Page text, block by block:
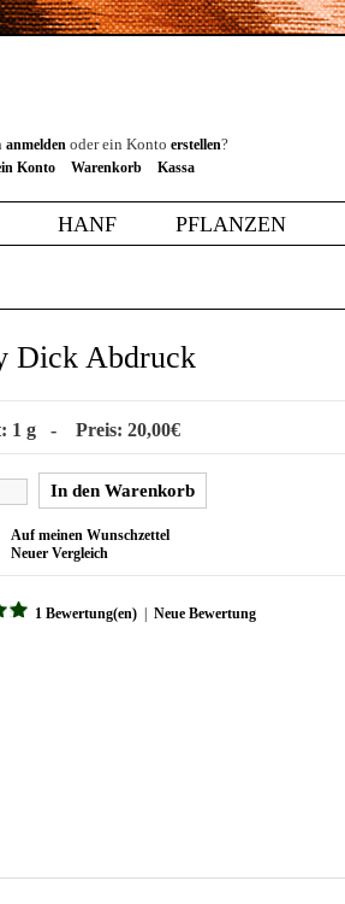
anmelden oder ein Konto erstellen?
Konto Warenkorb Kassa
HANF PFLANZEN
Dick Abdruck
1 g - Preis: 20,00€
Auf meinen Wunschzettel
Neuer Vergleich
1 Bewertung(en) Neue Bewertung